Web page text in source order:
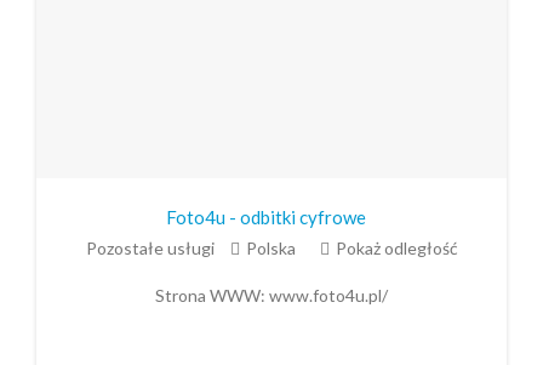
Foto4u - odbitki cyfrowe
Pozostałe usługi Polska Pokaż odległość
Strona WWW: www.foto4u.pl/